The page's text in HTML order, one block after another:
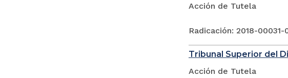
Acción de Tutela
Radicación: 2018-00031-
Tribunal Superior del
Acción de Tutela